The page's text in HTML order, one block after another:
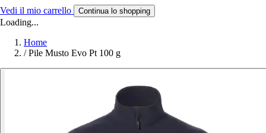
Vedi il mio carrello Continua lo shopping
Loading...
Home
/ Pile Musto Evo Pt 100 g